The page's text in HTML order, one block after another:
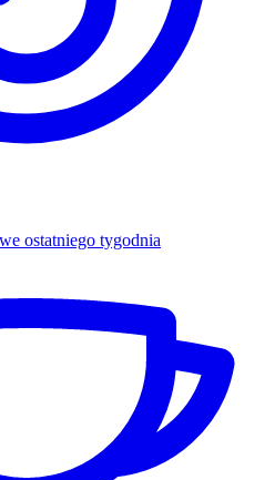
ostatniego tygodnia